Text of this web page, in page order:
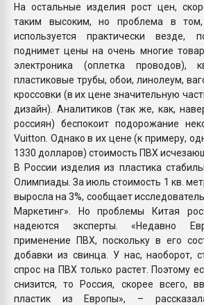
На остальные изделия рост цен,
таким высоким, но проблема в
используется практически везде,
поднимет цены на очень многие
электроника (оплетка проводов),
пластиковые трубы, обои, линолеум,
кроссовки (в их цене значительную
дизайн). Аналитиков (так же, как,
россиян) беспокоит подорожание
Vuitton. Однако в их цене (к примеру,
1330 долларов) стоимость ПВХ
В России изделия из пластика
Олимпиады. За июль стоимость 1 кв.
выросла на 3%, сообщает
Маркетинг». Но проблемы Китая
надеются эксперты. «Недавно
применение ПВХ, поскольку в его
добавки из свинца. У нас, наоборот,
спрос на ПВХ только растет. Поэтому
снизится, то Россия, скорее всего,
пластик из Европы», –